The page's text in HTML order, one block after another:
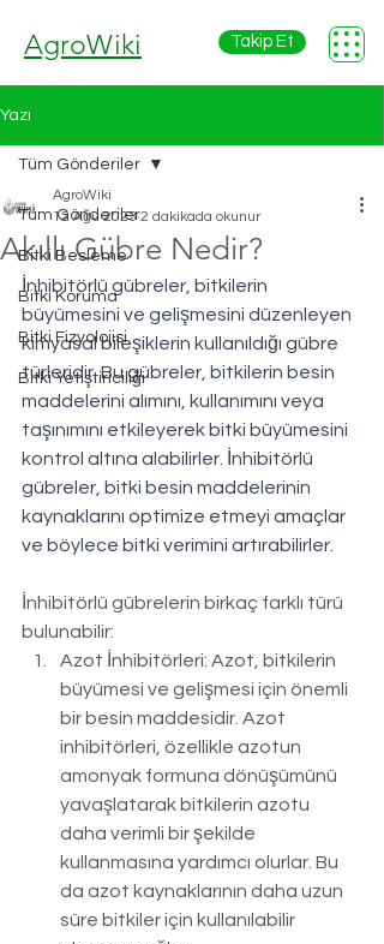
AgroWiki Takip Et
Yazı
Tüm Gönderiler
Bitki Besleme
Bitki Koruma
Bitki Fizyolojisi
Bitki Yetiştiriciliği
Tüm Gönderiler
Akıllı Gübre Nedir?
AgroWiki
12 Ağu 2023 2 dakikada okunur
İnhibitörlü gübreler, bitkilerin
büyümesini ve gelişmesini düzenleyen
kimyasal bileşiklerin kullanıldığı gübre
türleridir. Bu gübreler, bitkilerin besin
maddelerini alımını, kullanımını veya
taşınımını etkileyerek bitki büyümesini
kontrol altına alabilirler. İnhibitörlü
gübreler, bitki besin maddelerinin
kaynaklarını optimize etmeyi amaçlar
ve böylece bitki verimini artırabilirler.
İnhibitörlü gübrelerin birkaç farklı türü
bulunabilir:
Azot İnhibitörleri: Azot, bitkilerin
büyümesi ve gelişmesi için önemli
bir besin maddesidir. Azot
inhibitörleri, özellikle azotun
amonyak formuna dönüşümünü
yavaşlatarak bitkilerin azotu
daha verimli bir şekilde
kullanmasına yardımcı olurlar. Bu
da azot kaynaklarının daha uzun
süre bitkiler için kullanılabilir